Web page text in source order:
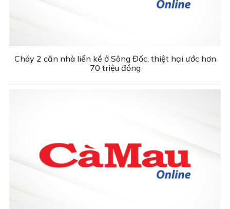
Cháy 2 căn nhà liền kề ở Sông Đốc, thiệt hại ước hơn
70 triệu đồng